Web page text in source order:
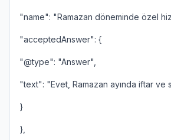
"name": "Ramazan döneminde özel
"acceptedAnswer": {
"@type": "Answer",
"text": "Evet, Ramazan ayında iftar ve
}
},